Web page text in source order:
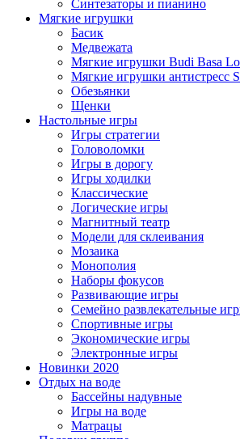
Синтезаторы и пианино
Мягкие игрушки
Басик
Медвежата
Мягкие игрушки Budi Basa
Мягкие игрушки антистресс
Обезьянки
Щенки
Настольные игры
Игры стратегии
Головоломки
Игры в дорогу
Игры ходилки
Классические
Логические игры
Магнитный театр
Модели для склеивания
Мозаика
Монополия
Наборы фокусов
Развивающие игры
Семейно развлекательные
Спортивные игры
Экономические игры
Электронные игры
Новинки 2020
Отдых на воде
Бассейны надувные
Игры на воде
Матрацы